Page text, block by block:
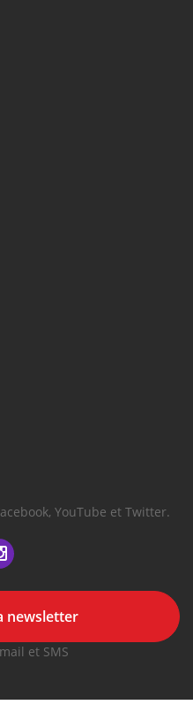
YouTube et Twitter.
newsletter
et SMS